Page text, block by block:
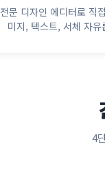
전문 디자인 에디터로 직
미지, 텍스트, 서체 자유
4